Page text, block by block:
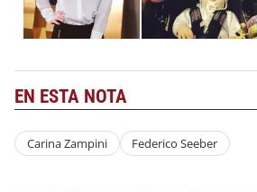
EN ESTA NOTA
Carina Zampini Federico Seeber